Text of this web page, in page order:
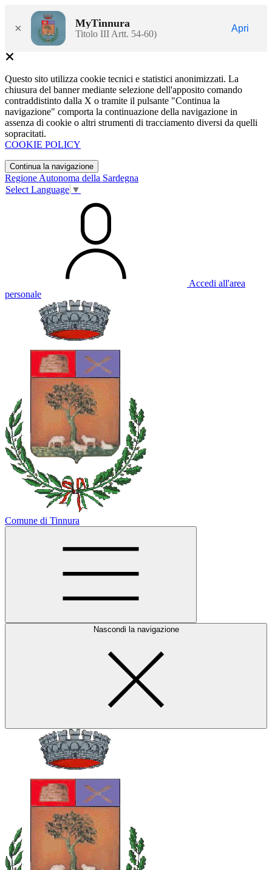
× MyTinnura
Titolo III Artt. 54-60)
Apri
Questo sito utilizza cookie tecnici e statistici anonimizzati. La
chiusura del banner mediante selezione dell'apposito comando
contraddistinto dalla X o tramite il pulsante "Continua la
navigazione" comporta la continuazione della navigazione in
assenza di cookie o altri strumenti di tracciamento diversi da quelli
sopracitati.
COOKIE POLICY
Continua la navigazione
Regione Autonoma della Sardegna
Select Language ▼
Accedi all'area
personale
Comune di Tinnura
Nascondi la navigazione